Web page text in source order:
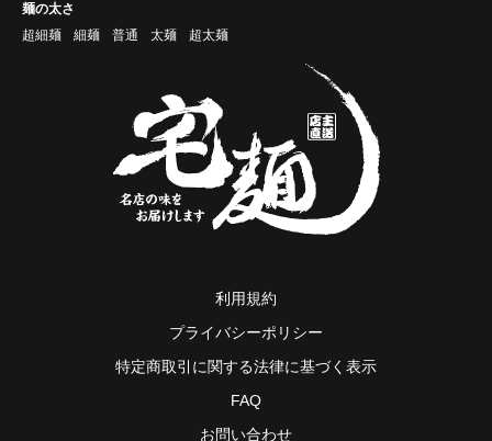
麺の太さ
超細麺
細麺 普通 太麺 超太麺
利用規約
プライバシーポリシー
特定商取引に関する法律に基づく表示
FAQ
お問い合わせ